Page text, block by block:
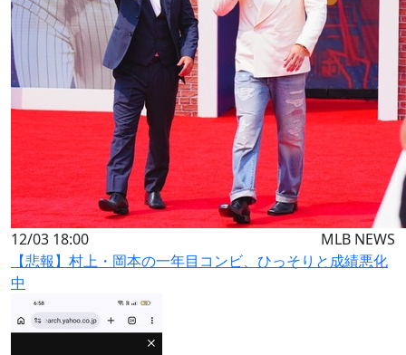
12/03 18:00
MLB NEWS
【悲報】村上・岡本の一年目コンビ、ひっそりと成績悪化
中